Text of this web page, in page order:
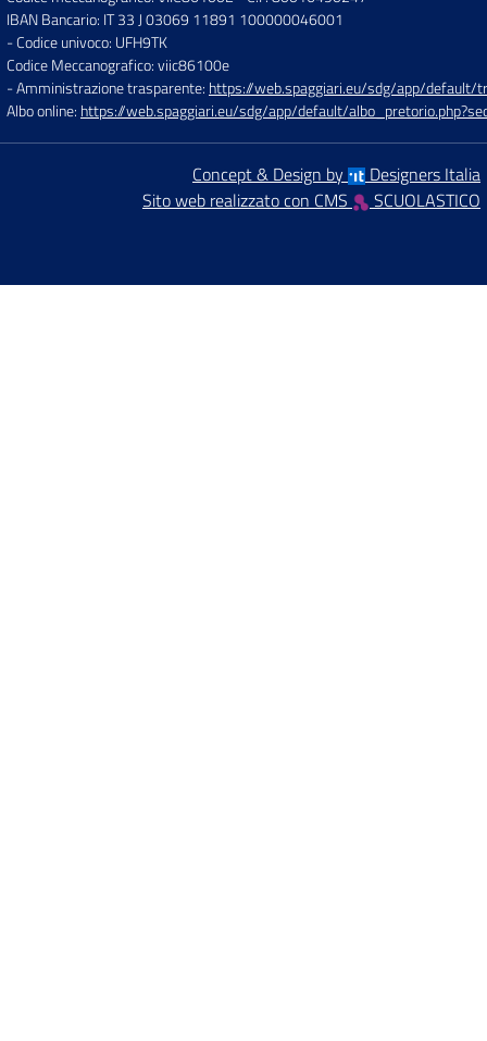
IBAN Bancario: IT 33 J 03069 11891 100000046001
- Codice univoco: UFH9TK
Codice Meccanografico: viic86100e
- Amministrazione trasparente: https://web.spaggiari.eu/sdg/app/default/
Albo online: https://web.spaggiari.eu/sdg/app/default/
Concept & Design by
Designers Italia
Sito web realizzato con CMS
SCUOLASTICO